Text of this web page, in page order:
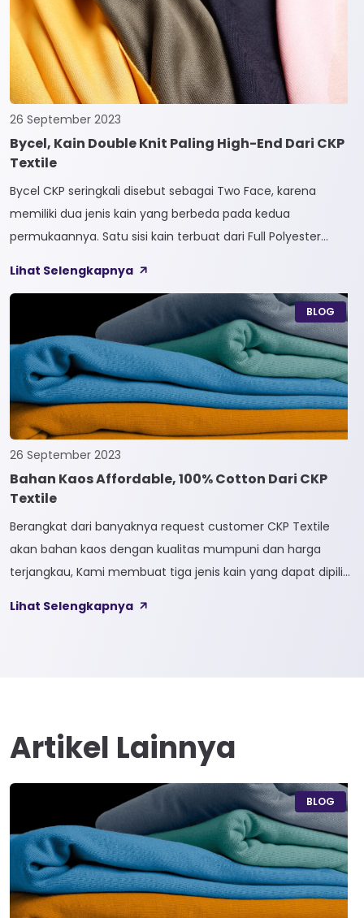
Rayon dan Cotton. Satuan yang paling […]
26 September 2023
Bycel, Kain Double Knit Paling High-End Dari CKP
Textile
Bycel CKP seringkali disebut sebagai Two Face, karena
memiliki dua jenis kain yang berbeda pada kedua
permukaannya. Satu sisi kain terbuat dari Full Polyester
Bycel merupakan kain High-End karena bersifat Fungsional,
dapat digunakan sesuai kebutuhan customer. Selain itu,
kain Bycel juga diberi teknologi teranyar yakni pemberian
dua jenis […]
Lihat Selengkapnya
BLOG
26 September 2023
Bahan Kaos Affordable, 100% Cotton Dari CKP
Textile
Berangkat dari banyaknya request customer CKP Textile
akan bahan kaos dengan kualitas mumpuni dan harga
terjangkau, Kami membuat tiga jenis kain yang dapat dipilih
kain yang bahan dasarnya 100% cotton. Softcel juga sering
Lihat Selengkapnya
Artikel Lainnya
BLOG